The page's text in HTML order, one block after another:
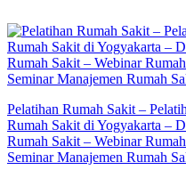
to
content
Pelatihan Rumah Sakit –
Rumah Sakit di Yogyakarta –
Rumah Sakit – Webinar
Seminar Manajemen Rumah